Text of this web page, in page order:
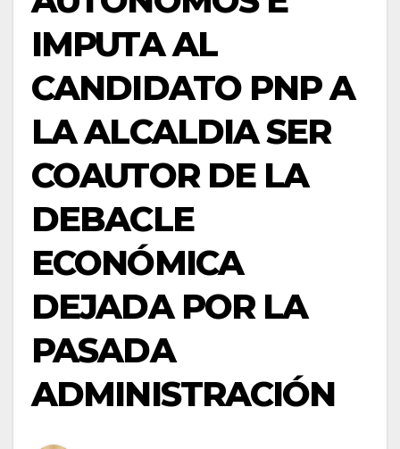
IMPUTA AL
CANDIDATO PNP A
LA ALCALDIA SER
COAUTOR DE LA
DEBACLE
ECONÓMICA
DEJADA POR LA
PASADA
ADMINISTRACIÓN